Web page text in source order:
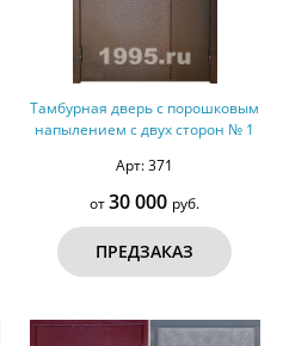
Тамбурная дверь с порошковым
напылением с двух сторон № 1
Арт: 371
от30 000 руб.
ПРЕДЗАКАЗ